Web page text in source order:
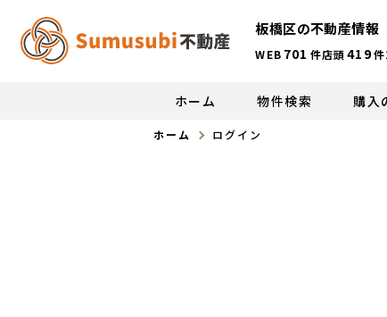
板橋区の不動産情報
WEB 701 件店頭419件
ホーム 物件検索 購入
ホーム ログイン